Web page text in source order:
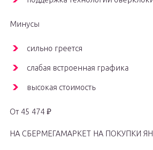
Минусы
сильно греется
слабая встроенная графика
высокая стоимость
От 45 474 ₽
НА СБЕРМЕГАМАРКЕТ НА ПОКУПКИ